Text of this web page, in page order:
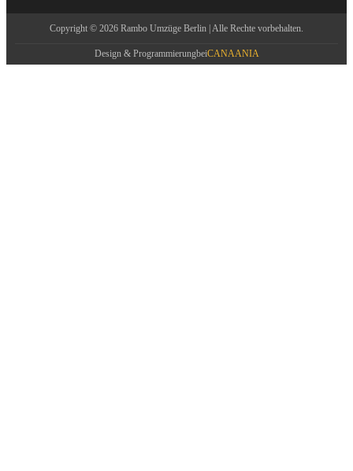
Copyright © 2026 Rambo Umzüge Berlin | Alle Rechte vorbehalten.
Design & ProgrammierungbeiCANAANIA